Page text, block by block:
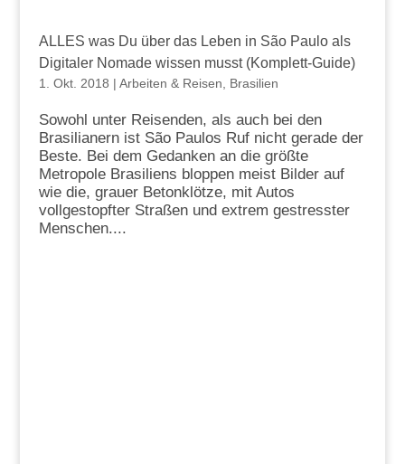
ALLES was Du über das Leben in São Paulo als
Digitaler Nomade wissen musst (Komplett-Guide)
1. Okt. 2018 | Arbeiten & Reisen, Brasilien
Sowohl unter Reisenden, als auch bei den
Brasilianern ist São Paulos Ruf nicht gerade der
Beste. Bei dem Gedanken an die größte
Metropole Brasiliens bloppen meist Bilder auf
wie die, grauer Betonklötze, mit Autos
vollgestopfter Straßen und extrem gestresster
Menschen....